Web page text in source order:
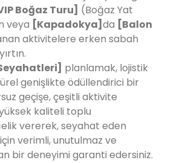
Boğaz Turu] (Boğaz Yat
veya [Kapadokya]da [Balon
aktivitelere erken sabah
planlamak, lojistik
genişlikte ödüllendirici bir
geçişe, çeşitli aktivite
kaliteli toplu
vererek, seyahat eden
verimli, unutulmaz ve
bir deneyimi garanti edersiniz.